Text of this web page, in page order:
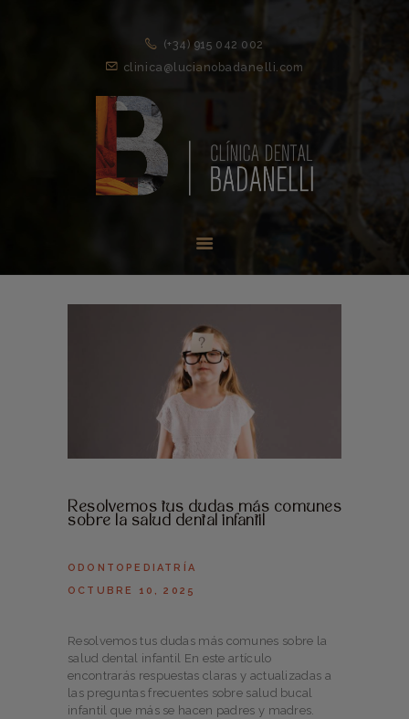
(+34) 915 042 002
clinica@lucianobadanelli.com
NOVEDADES
CONTACTO
Resolvemos tus dudas más comunes
sobre la salud dental infantil
ODONTOPEDIATRÍA
OCTUBRE 10, 2025
Resolvemos tus dudas más comunes sobre la
salud dental infantil En este artículo
encontrarás respuestas claras y actualizadas a
las preguntas frecuentes sobre salud bucal
infantil que más se hacen padres y madres.